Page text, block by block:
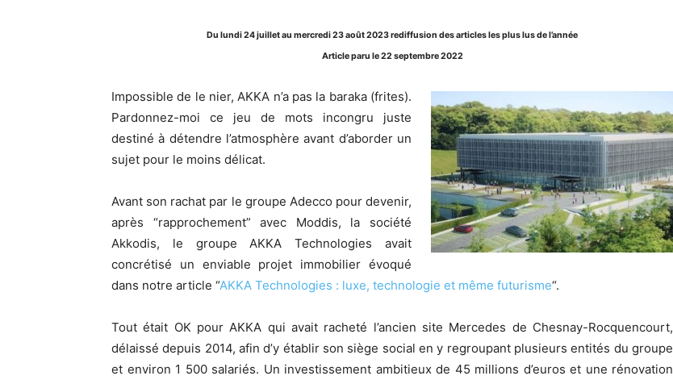
Du lundi 24 juillet au mercredi 23 août 2023 rediffusion des articles les plus lus de l’année
Article paru le 22 septembre 2022
Impossible de le nier, AKKA n’a pas la baraka (frites).
Pardonnez-moi ce jeu de mots incongru juste
destiné à détendre l’atmosphère avant d’aborder un
sujet pour le moins délicat.
Avant son rachat par le groupe Adecco pour devenir,
après “rapprochement” avec Moddis, la société
Akkodis, le groupe AKKA Technologies avait
concrétisé un enviable projet immobilier évoqué
dans notre article “AKKA Technologies : luxe, technologie et même futurisme“.
Tout était OK pour AKKA qui avait racheté l’ancien site Mercedes de Chesnay-Rocquencourt,
délaissé depuis 2014, afin d’y établir son siège social en y regroupant plusieurs entités du groupe
et environ 1 500 salariés. Un investissement ambitieux de 45 millions d’euros et une rénovation